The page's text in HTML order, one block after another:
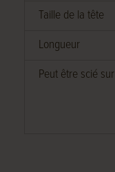
Taille de la tête
Longueur
Peut être scié sur